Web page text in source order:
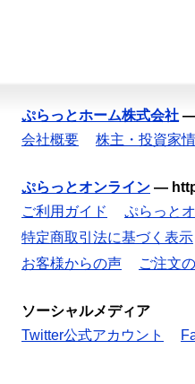
ぷらっとホーム株式会社
会社概要
株主・投資家
ぷらっとオンライン —
ご利用ガイド
ぷらっと
特定商取引法に基づく表示
お客様からの声
ご注文
ソーシャルメディア
Twitter公式アカウント